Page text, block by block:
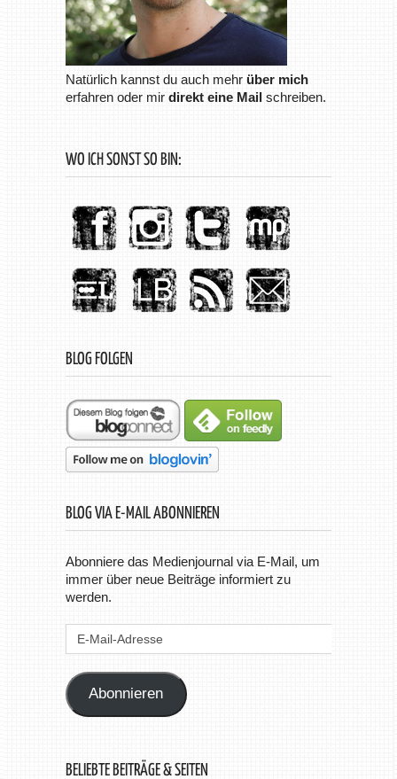
Natürlich kannst du auch mehr über mich
erfahren oder mir direkt eine Mailschreiben.
WO ICH SONST SO BIN:
BLOG FOLGEN
BLOG VIA E-MAIL ABONNIEREN
Abonniere das Medienjournal via E-Mail, um
immer über neue Beiträge informiert zu
werden.
Abonnieren
BELIEBTE BEITRÄGE & SEITEN